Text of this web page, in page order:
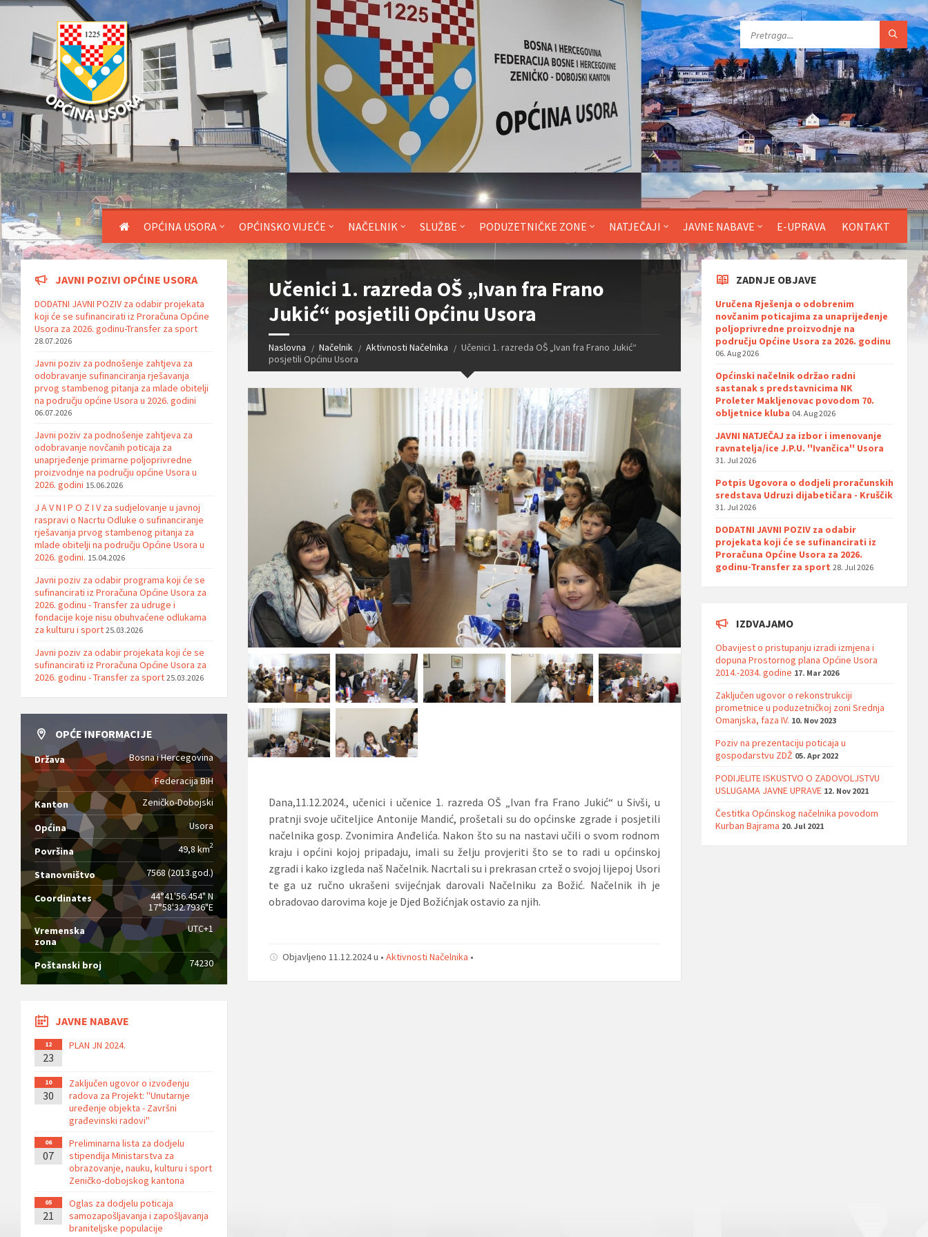
OPĆINA USORA OPĆINSKO VIJEĆE NAČELNIK SLUŽBE PODUZETNIČKE ZONE NATJEČAJI JAVNE NABAVE E-UPRAVA KONTAKT
Učenici 1. razreda OŠ „Ivan fra Frano
Jukić“ posjetili Općinu Usora
Naslovna Načelnik Aktivnosti Načelnika
Učenici 1. razreda OŠ „Ivan fra Frano Jukić“
posjetili Općinu Usora
Dana,11.12.2024., učenici i učenice 1. razreda OŠ „Ivan fra Frano Jukić“ u Sivši, u
pratnji svoje učiteljice Antonije Mandić, prošetali su do općinske zgrade i posjetili
načelnika gosp. Zvonimira Anđelića. Nakon što su na nastavi učili o svom rodnom
kraju i općini kojoj pripadaju, imali su želju provjeriti što se to radi u općinskoj
zgradi i kako izgleda naš Načelnik. Nacrtali su i prekrasan crtež o svojoj lijepoj Usori
te ga uz ručno ukrašeni svijećnjak darovali Načelniku za Božić. Načelnik ih je
obradovao darovima koje je Djed Božićnjak ostavio za njih.
Objavljeno 11.12.2024 u • Aktivnosti Načelnika •
JAVNI POZIVI OPĆINE USORA
DODATNI JAVNI POZIV za odabir projekata
koji će se sufinancirati iz Proračuna Općine
Usora za 2026. godinu-Transfer za sport
28.07.2026
Javni poziv za podnošenje zahtjeva za
odobravanje sufinanciranja rješavanja
prvog stambenog pitanja za mlade obitelji
na području općine Usora u 2026. godini
06.07.2026
Javni poziv za podnošenje zahtjeva za
odobravanje novčanih poticaja za
unaprjeđenje primarne poljoprivredne
proizvodnje na području općine Usora u
2026. godini 15.06.2026
J A V N I P O Z I V za sudjelovanje u javnoj
raspravi o Nacrtu Odluke o sufinanciranje
rješavanja prvog stambenog pitanja za
mlade obitelji na području Općine Usora u
2026. godini. 15.04.2026
Javni poziv za odabir programa koji će se
sufinancirati iz Proračuna Općine Usora za
2026. godinu - Transfer za udruge i
fondacije koje nisu obuhvaćene odlukama
za kulturu i sport 25.03.2026
Javni poziv za odabir projekata koji će se
sufinancirati iz Proračuna Općine Usora za
2026. godinu - Transfer za sport 25.03.2026
OPĆE INFORMACIJE
Država
Bosna i Hercegovina
Federacija BiH
Kanton
Zeničko-Dobojski
Općina Usora
Površina 49,8 km2
Stanovništvo 7568 (2013.god.)
Coordinates
44°41'56.454" N
17°58'32.7936"E
Vremenska
zona
UTC+1
Poštanski broj 74230
JAVNE NABAVE
12
23
PLAN JN 2024.
10
30
Zaključen ugovor o izvođenju
radova za Projekt: ''Unutarnje
uređenje objekta - Završni
građevinski radovi''
06
07
Preliminarna lista za dodjelu
stipendija Ministarstva za
obrazovanje, nauku, kulturu i sport
Zeničko-dobojskog kantona
05
21
Oglas za dodjelu poticaja
samozapošljavanja i zapošljavanja
braniteljske populacije
ZADNJE OBJAVE
Uručena Rješenja o odobrenim
novčanim poticajima za unaprijeđenje
poljoprivredne proizvodnje na
području Općine Usora za 2026. godinu
06. Aug 2026
Općinski načelnik održao radni
sastanak s predstavnicima NK
Proleter Makljenovac povodom 70.
obljetnice kluba 04. Aug 2026
JAVNI NATJEČAJ za izbor i imenovanje
ravnatelja/ice J.P.U. ''Ivančica'' Usora
31. Jul 2026
Potpis Ugovora o dodjeli proračunskih
sredstava Udruzi dijabetičara - Kruščik
31. Jul 2026
DODATNI JAVNI POZIV za odabir
projekata koji će se sufinancirati iz
Proračuna Općine Usora za 2026.
godinu-Transfer za sport 28. Jul 2026
IZDVAJAMO
Obavijest o pristupanju izradi izmjena i
dopuna Prostornog plana Općine Usora
2014.-2034. godine 17. Mar 2026
Zaključen ugovor o rekonstrukciji
prometnice u poduzetničkoj zoni Srednja
Omanjska, faza IV. 10. Nov 2023
Poziv na prezentaciju poticaja u
gospodarstvu ZDŽ 05. Apr 2022
PODIJELITE ISKUSTVO O ZADOVOLJSTVU
USLUGAMA JAVNE UPRAVE 12. Nov 2021
Čestitka Općinskog načelnika povodom
Kurban Bajrama 20. Jul 2021